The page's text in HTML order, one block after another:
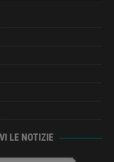
LE NOTIZIE